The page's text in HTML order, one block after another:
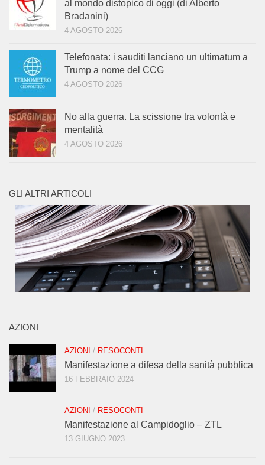
al mondo distopico di oggi (di Alberto
Bradanini)
4 AGOSTO 2026
Telefonata: i sauditi lanciano un ultimatum a
Trump a nome del CCG
4 AGOSTO 2026
No alla guerra. La scissione tra volontà e
mentalità
4 AGOSTO 2026
GLI ALTRI ARTICOLI
AZIONI
AZIONI / RESOCONTI
Manifestazione a difesa della sanità pubblica
16 FEBBRAIO 2024
AZIONI / RESOCONTI
Manifestazione al Campidoglio – ZTL
13 GIUGNO 2023